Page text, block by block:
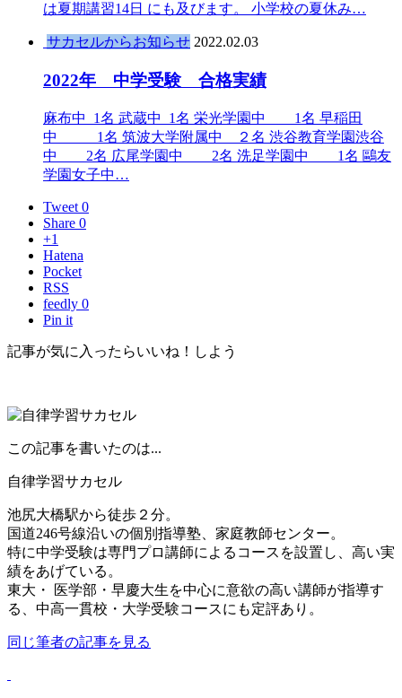
は夏期講習14日 にも及びます。 小学校の夏休み…
サカセルからお知らせ 2022.02.03
2022年 中学受験 合格実績
麻布中 1名 武蔵中 1名 栄光学園中 1名 早稲田
中 1名 筑波大学附属中 ２名 渋谷教育学園渋谷
中 2名 広尾学園中 2名 洗足学園中 1名 鷗友
学園女子中…
Tweet 0
Share 0
+1
Hatena
Pocket
RSS
feedly 0
Pin it
記事が気に入ったらいいね！しよう
この記事を書いたのは...
自律学習サカセル
池尻大橋駅から徒歩２分。
国道246号線沿いの個別指導塾、家庭教師センター。
特に中学受験は専門プロ講師によるコースを設置し、高い実
績をあげている。
東大・ 医学部・早慶大生を中心に意欲の高い講師が指導す
る、中高一貫校・大学受験コースにも定評あり。
同じ筆者の記事を見る